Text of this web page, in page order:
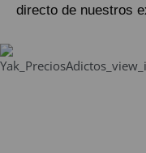
directo de nuestros